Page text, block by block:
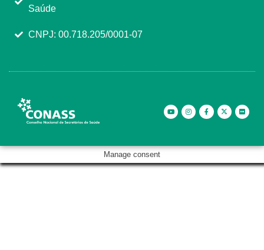
Saúde
CNPJ: 00.718.205/0001-07
Manage consent